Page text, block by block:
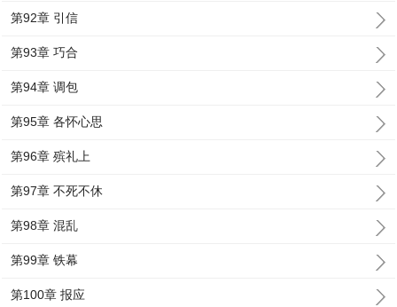
第92章 引信
第93章 巧合
第94章 调包
第95章 各怀心思
第96章 殡礼上
第97章 不死不休
第98章 混乱
第99章 铁幕
第100章 报应